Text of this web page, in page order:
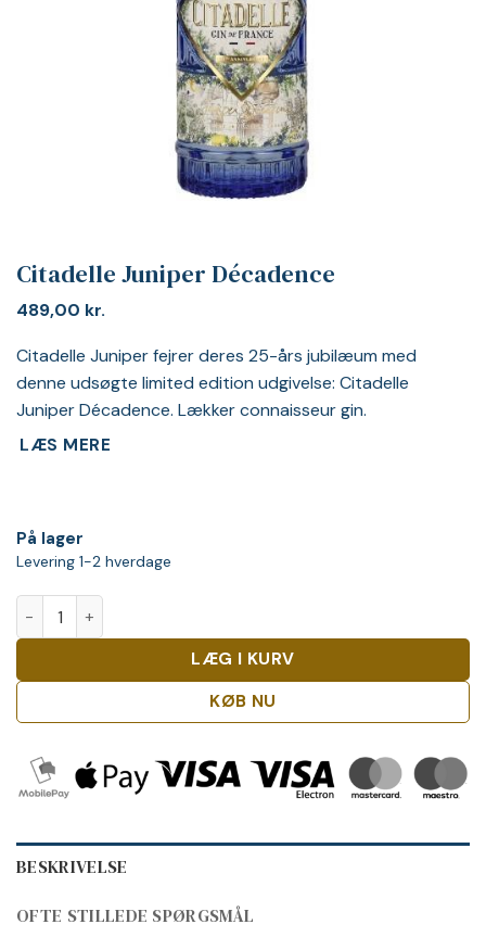
Citadelle Juniper Décadence
489,00 kr.
Citadelle Juniper fejrer deres 25-års jubilæum med
denne udsøgte limited edition udgivelse: Citadelle
Juniper Décadence. Lækker connaisseur gin.
LÆS MERE
På lager
Levering 1-2 hverdage
LÆG I KURV
KØB NU
BESKRIVELSE
OFTE STILLEDE SPØRGSMÅL